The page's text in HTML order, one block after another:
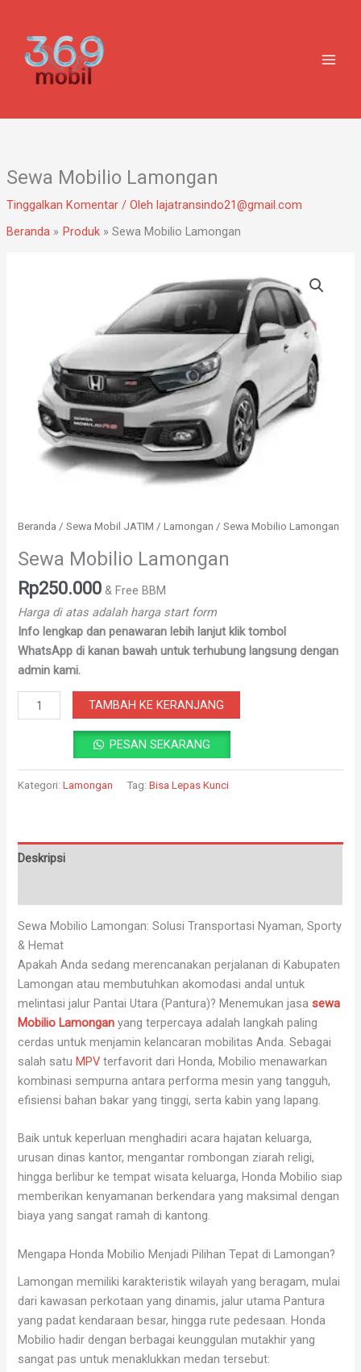
konten
Sewa Mobilio Lamongan
Tinggalkan Komentar / Oleh lajatransindo21@gmail.com
Beranda
Produk Sewa Mobilio Lamongan
Beranda /Sewa Mobil JATIM /Lamongan / Sewa Mobilio Lamongan
Sewa Mobilio Lamongan
Rp250.000 & Free BBM
Harga di atas adalah harga start form
Info lengkap dan penawaran lebih lanjut klik tombol
WhatsApp di kanan bawah untuk terhubung langsung dengan
admin kami.
TAMBAH KE KERANJANG
PESAN SEKARANG
Kategori:Lamongan Tag:Bisa Lepas Kunci
Deskripsi
Sewa Mobilio Lamongan: Solusi Transportasi Nyaman, Sporty
& Hemat
Apakah Anda sedang merencanakan perjalanan di Kabupaten
Lamongan atau membutuhkan akomodasi andal untuk
melintasi jalur Pantai Utara (Pantura)? Menemukan jasasewa
Mobilio Lamongan yang terpercaya adalah langkah paling
cerdas untuk menjamin kelancaran mobilitas Anda. Sebagai
salah satuMPV terfavorit dari Honda, Mobilio menawarkan
kombinasi sempurna antara performa mesin yang tangguh,
efisiensi bahan bakar yang tinggi, serta kabin yang lapang.
Baik untuk keperluan menghadiri acara hajatan keluarga,
urusan dinas kantor, mengantar rombongan ziarah religi,
hingga berlibur ke tempat wisata keluarga, Honda Mobilio siap
memberikan kenyamanan berkendara yang maksimal dengan
biaya yang sangat ramah di kantong.
Mengapa Honda Mobilio Menjadi Pilihan Tepat di Lamongan?
Lamongan memiliki karakteristik wilayah yang beragam, mulai
dari kawasan perkotaan yang dinamis, jalur utama Pantura
yang padat kendaraan besar, hingga rute pedesaan. Honda
Mobilio hadir dengan berbagai keunggulan mutakhir yang
sangat pas untuk menaklukkan medan tersebut: